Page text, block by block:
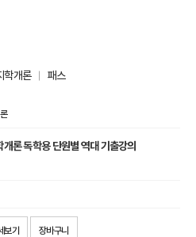
학개론 패스
론 독학용 단원별 역대 기출강의
보기 장바구니